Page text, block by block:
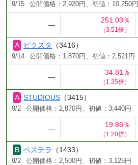
9/15 公開価格：2,920円、初値：10,250円
―
251.03％
（3.51倍）
ピクスタ （3416）
9/14 公開価格：1,870円、初値：2,521円
―
34.81％
（1.35倍）
STUDIOUS （3415）
9/2 公開価格：2,870円、初値：3,440円
―
19.86％
（1.20倍）
ベステラ （1433）
9/2 公開価格：2,500円、初値：3,125円